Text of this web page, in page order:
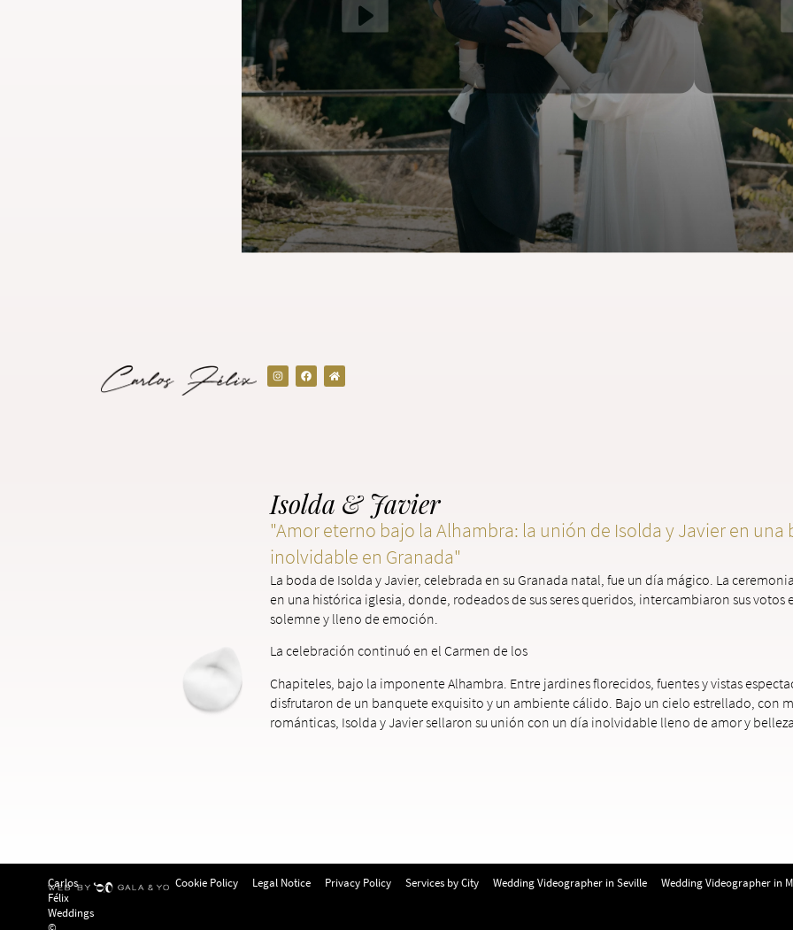
Isolda & Javier
"Amor eterno bajo la Alhambra: la unión de Isolda y Javier en una
inolvidable en Granada"
La boda de Isolda y Javier, celebrada en su Granada natal, fue un día mágico. La
en una histórica iglesia, donde, rodeados de sus seres queridos, intercambiaron sus votos
solemne y lleno de emoción.
La celebración continuó en el Carmen de los
Chapiteles, bajo la imponente Alhambra. Entre jardines florecidos, fuentes y vistas
disfrutaron de un banquete exquisito y un ambiente cálido. Bajo un cielo estrellado, con
románticas, Isolda y Javier sellaron su unión con un día inolvidable lleno de amor y
Carlos
Félix
Weddings
Cookie Policy Legal Notice Privacy Policy Services by City Wedding Videographer in Seville Wedding Videographer in